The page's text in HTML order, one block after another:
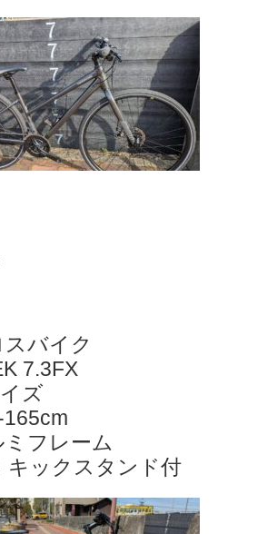
バイク
7.3FX
ズ
フレーム
キックスタンド付